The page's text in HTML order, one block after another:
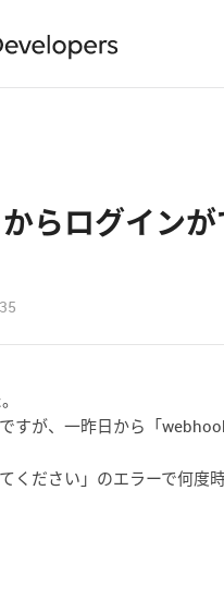
らログイン
すが、一昨日から「
ください」のエラーで何度